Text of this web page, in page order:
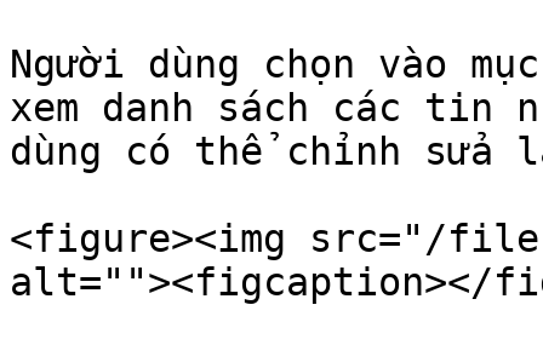
Người dùng chọn vào
xem danh sách các tin
dùng có thể chỉnh sửa
<figure><img src="/files/
alt=""><figcaption></